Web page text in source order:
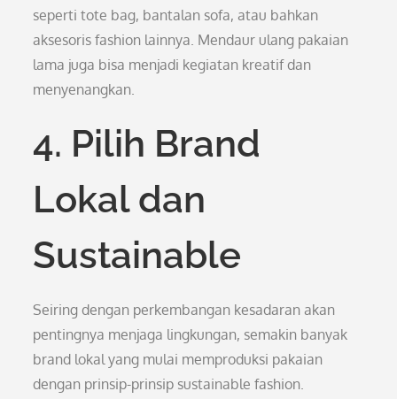
seperti tote bag, bantalan sofa, atau bahkan
aksesoris fashion lainnya. Mendaur ulang pakaian
lama juga bisa menjadi kegiatan kreatif dan
menyenangkan.
4. Pilih Brand
Lokal dan
Sustainable
Seiring dengan perkembangan kesadaran akan
pentingnya menjaga lingkungan, semakin banyak
brand lokal yang mulai memproduksi pakaian
dengan prinsip-prinsip sustainable fashion.